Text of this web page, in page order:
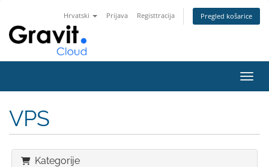
Hrvatski Prijava Registtracija Pregled košarice
VPS
Kategorije